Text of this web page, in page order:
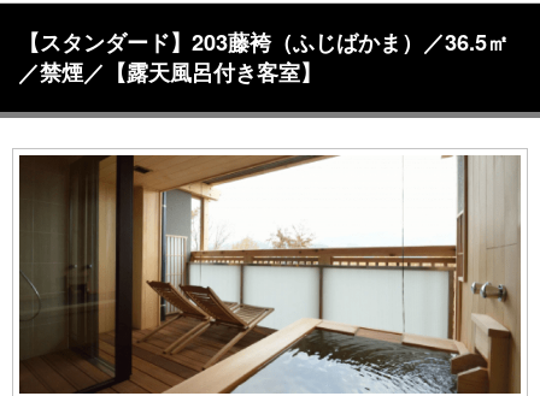
【スタンダード】203藤袴（ふじばかま）／36.5㎡
／禁煙／【露天風呂付き客室】